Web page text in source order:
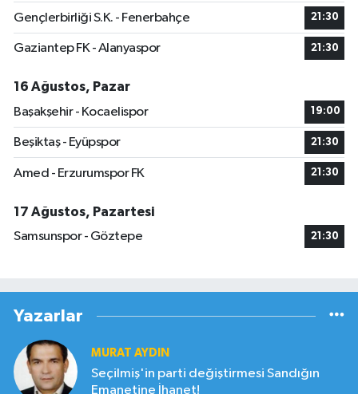
Gençlerbirliği S.K. - Fenerbahçe 21:30
Gaziantep FK - Alanyaspor 21:30
16 Ağustos, Pazar
Başakşehir - Kocaelispor
19:00
Beşiktaş - Eyüpspor 21:30
Amed - Erzurumspor FK 21:30
17 Ağustos, Pazartesi
Samsunspor - Göztepe
21:30
Yazarlar
MURAT AYDIN
Seçilmiş'in parti değiştirmesi Sandığın
Emanetine İhanet!